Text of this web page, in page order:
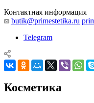
Контактная информация
butik@primestetika.ru
Telegram
Косметика